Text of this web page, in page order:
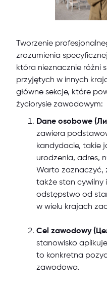
Tworzenie
zrozumienia
która nieznacznie różni
przyjętych w innych
główne sekcje, które
życiorysie zawodowym:
Dane osobowe
zawiera
kandydacie, takie
urodzenia, adres,
Warto zaznaczyć,
także stan cywilny
odstępstwo od
w wielu krajach
Cel zawodowy
stanowisko
to konkretna
zawodowa.